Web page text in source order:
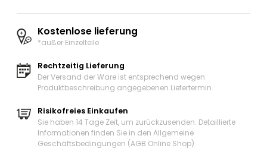
Kostenlose lieferung
*außer Einzelteile
Rechtzeitig Lieferung
Der Versand der Ware ist entsprechend wegen
Produktbeschreibung angegebenen Liefertermin.
Risikofreies Einkaufen
Sie haben 14 Tage Zeit, um zurückzusenden. Detaillierte
Informationen finden Sie in den Allgemeine
Geschäftsbedingungen (AGB Online Shop).